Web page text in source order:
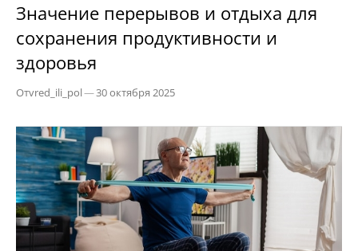
Значение перерывов и отдыха для
сохранения продуктивности и
здоровья
Отvred_ili_pol—30 октября 2025